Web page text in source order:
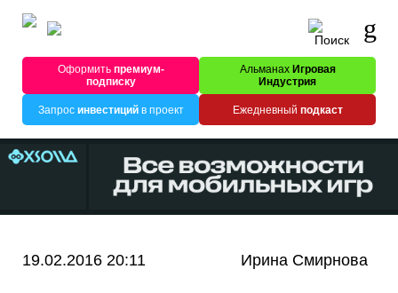
Оформитьпремиум-
подписку
Альманах Игровая
Индустрия
Запрос инвестицийв проект Ежедневный подкаст
19.02.2016 20:11 Ирина Смирнова